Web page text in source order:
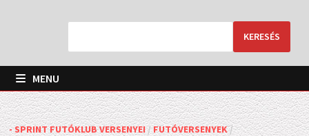
KERESÉS
MENU
- SPRINT FUTÓKLUB VERSENYEI/FUTÓVERSENYEK/